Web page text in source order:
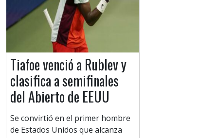
Tiafoe venció a Rublev y
clasifica a semifinales
del Abierto de EEUU
Se convirtió en el primer hombre
de Estados Unidos que alcanza